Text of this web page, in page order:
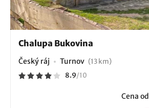
Chalupa Bukovina
Český ráj Turnov (13 km)
8.9/10
Cena od